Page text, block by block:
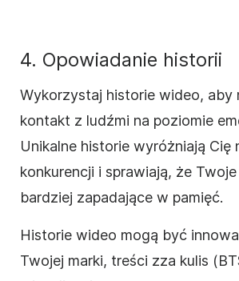
4. Opowiadanie historii
Wykorzystaj historie wideo, aby
kontakt z ludźmi na poziomie
Unikalne historie wyróżniają Cię
konkurencji i sprawiają, że
bardziej zapadające w pamięć.
Historie wideo mogą być
Twojej marki, treści zza kulis